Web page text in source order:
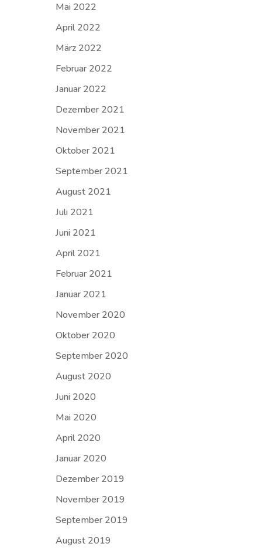
Mai 2022
April 2022
März 2022
Februar 2022
Januar 2022
Dezember 2021
November 2021
Oktober 2021
September 2021
August 2021
Juli 2021
Juni 2021
April 2021
Februar 2021
Januar 2021
November 2020
Oktober 2020
September 2020
August 2020
Juni 2020
Mai 2020
April 2020
Januar 2020
Dezember 2019
November 2019
September 2019
August 2019